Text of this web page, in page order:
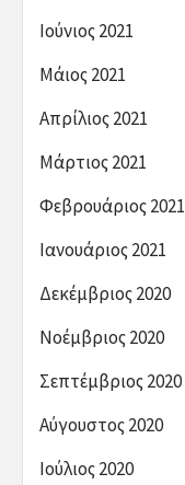
Ιούνιος 2021
Μάιος 2021
Απρίλιος 2021
Μάρτιος 2021
Φεβρουάριος 2021
Ιανουάριος 2021
Δεκέμβριος 2020
Νοέμβριος 2020
Σεπτέμβριος 2020
Αύγουστος 2020
Ιούλιος 2020